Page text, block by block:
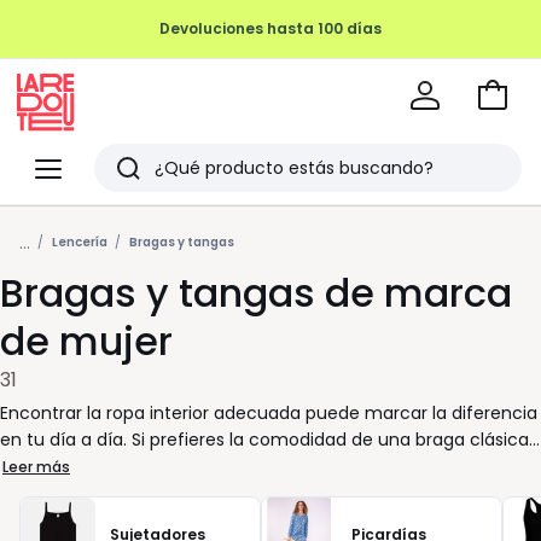
Devoluciones hasta 100 días
Menu
Redoute
Buscar
Últimos
artículos
vistos
Ir
... Lencería Bragas y tangas
Bragas y tangas de marca
de mujer
31
Encontrar la ropa interior adecuada puede marcar la diferencia
en tu día a día. Si prefieres la comodidad de una braga clásica
o el corte atrevido de un tanga, estás en el lugar indicado. En La
Redoute, hemos reunido una cuidada selección de modelos de
marca pensados para adaptarse a tu ritmo y a tu estilo.
Leer más
Sujetadores Picardías